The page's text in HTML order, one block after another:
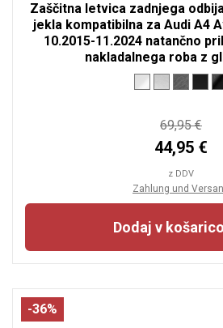
Zaščitna letvica zadnjega
jekla kompatibilna za Audi A4
10.2015-11.2024 natančno
nakladalnega roba z
69,95 €
44,95 €
z DDV
Zahlung und
Dodaj v košarico
-36%